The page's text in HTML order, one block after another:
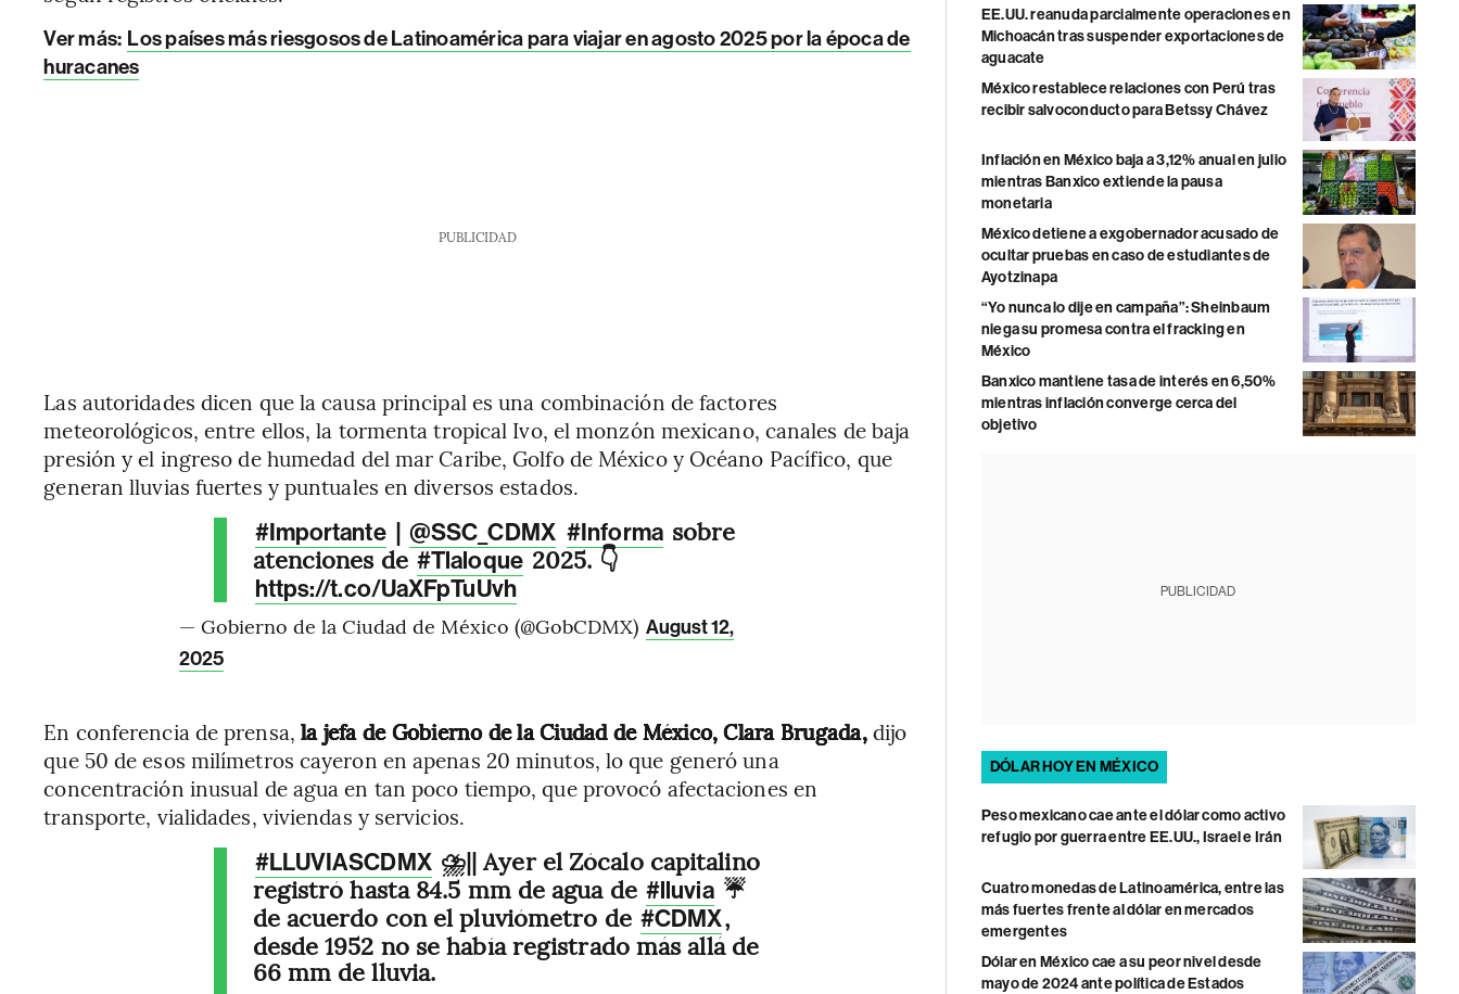
Ver más: Los países más riesgosos de Latinoamérica para viajar en agosto 2025 por la época de
huracanes
PUBLICIDAD
Las autoridades dicen que la causa principal es una combinación de factores
meteorológicos, entre ellos, la tormenta tropical Ivo, el monzón mexicano, canales de baja
presión y el ingreso de humedad del mar Caribe, Golfo de México y Océano Pacífico, que
generan lluvias fuertes y puntuales en diversos estados.
#Importante | @SSC_CDMX #Informa sobre
atenciones de#Tlaloque2025. 👇
https://t.co/UaXFpTuUvh
— Gobierno de la Ciudad de México (@GobCDMX) August 12,
2025
En conferencia de prensa, la jefa de Gobierno de la Ciudad de México, Clara Brugada,dijo
que 50 de esos milímetros cayeron en apenas 20 minutos, lo que generó una
concentración inusual de agua en tan poco tiempo, que provocó afectaciones en
transporte, vialidades, viviendas y servicios.
#LLUVIASCDMX ⛈️|| Ayer el Zócalo capitalino
registró hasta 84.5 mm de agua de #lluvia ☔
de acuerdo con el pluviómetro de #CDMX,
desde 1952 no se había registrado más allá de
66 mm de lluvia.
EE.UU. reanuda parcialmente operaciones en
Michoacán tras suspender exportaciones de
aguacate
México restablece relaciones con Perú tras
recibir salvoconducto para Betssy Chávez
Inflación en México baja a 3,12% anual en julio
mientras Banxico extiende la pausa
monetaria
México detiene a exgobernador acusado de
ocultar pruebas en caso de estudiantes de
Ayotzinapa
“Yo nunca lo dije en campaña”: Sheinbaum
niega su promesa contra el fracking en
México
Banxico mantiene tasa de interés en 6,50%
mientras inflación converge cerca del
objetivo
PUBLICIDAD
DÓLAR HOY EN MÉXICO
Peso mexicano cae ante el dólar como activo
refugio por guerra entre EE.UU., Israel e Irán
Cuatro monedas de Latinoamérica, entre las
más fuertes frente al dólar en mercados
emergentes
Dólar en México cae a su peor nivel desde
mayo de 2024 ante política de Estados